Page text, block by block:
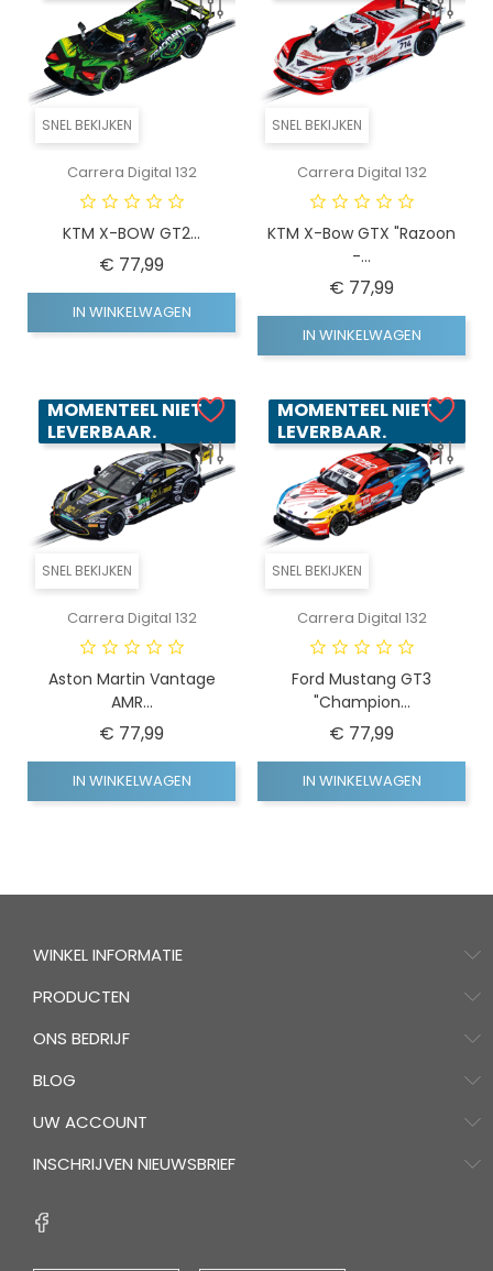
SNEL BEKIJKEN
Carrera Digital 132
KTM X-BOW GT2...
€ 77,99Prijs
IN WINKELWAGEN
SNEL BEKIJKEN
Carrera Digital 132
KTM X-Bow GTX "Razoon
-...
€ 77,99Prijs
IN WINKELWAGEN
SNEL BEKIJKEN
MOMENTEEL NIET
LEVERBAAR.
Carrera Digital 132
Aston Martin Vantage
AMR...
€ 77,99Prijs
IN WINKELWAGEN
SNEL BEKIJKEN
MOMENTEEL NIET
LEVERBAAR.
Carrera Digital 132
Ford Mustang GT3
"Champion...
€ 77,99Prijs
IN WINKELWAGEN
WINKEL INFORMATIE
PRODUCTEN
ONS BEDRIJF
BLOG
UW ACCOUNT
INSCHRIJVEN NIEUWSBRIEF